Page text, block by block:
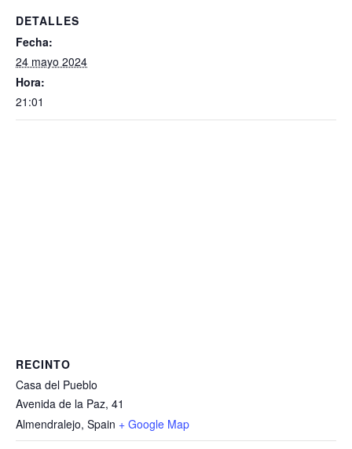
DETALLES
Fecha:
24 mayo 2024
Hora:
21:01
RECINTO
Casa del Pueblo
Avenida de la Paz, 41
Almendralejo, Spain + Google Map